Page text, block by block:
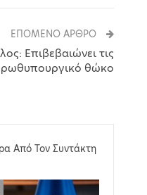
ΕΠΌΜΕΝΟ ΆΡΘΡΟ
Επιβεβαιώνει τις
θώκο
Από Τον Συντάκτη